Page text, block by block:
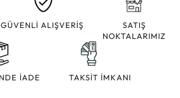
GÜVENLİ ALIŞVERİŞ
SATIŞ
NOKTALARIMIZ
İADE TAKSİT İMKANI